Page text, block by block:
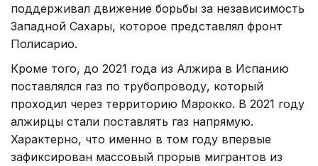
поддерживал движение борьбы за независимость
Западной Сахары, которое представлял фронт
Полисарио.
Кроме того, до 2021 года из Алжира в Испанию
поставлялся газ по трубопроводу, который
проходил через территорию Марокко. В 2021 году
алжирцы стали поставлять газ напрямую.
Характерно, что именно в том году впервые
зафиксирован массовый прорыв мигрантов из